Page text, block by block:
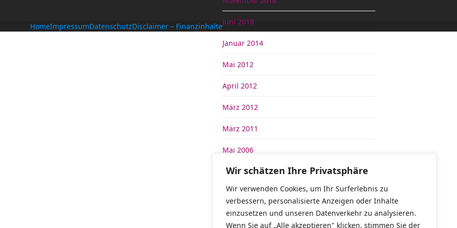
Wir schätzen Ihre Privatsphäre
Wir verwenden Cookies, um Ihr Surferlebnis zu
verbessern, personalisierte Anzeigen oder Inhalte
einzusetzen und unseren Datenverkehr zu analysieren.
Wenn Sie auf „Alle akzeptieren" klicken, stimmen Sie der
Juni 2018
Januar 2014
Mai 2012
April 2012
März 2012
März 2011
Mai 2006
Meta
Anmelden
HomeImpressumDatenschutzDisclaimer – Finanzinhalte